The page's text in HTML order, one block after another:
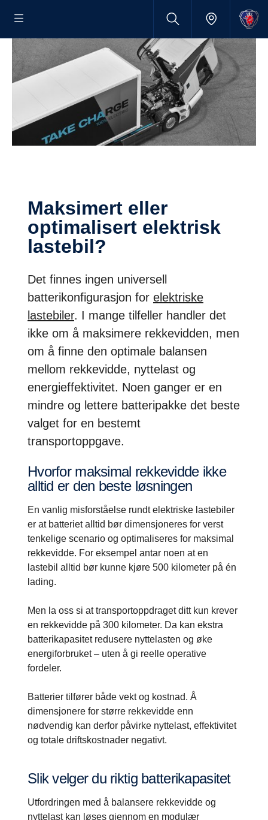
Maksimert eller
optimalisert elektrisk
lastebil?
Det finnes ingen universell
batterikonfigurasjon for elektriske
lastebiler. I mange tilfeller handler det
ikke om å maksimere rekkevidden, men
om å finne den optimale balansen
mellom rekkevidde, nyttelast og
energieffektivitet. Noen ganger er en
mindre og lettere batteripakke det beste
valget for en bestemt
transportoppgave.
Hvorfor maksimal rekkevidde ikke
alltid er den beste løsningen
En vanlig misforståelse rundt elektriske lastebiler
er at batteriet alltid bør dimensjoneres for verst
tenkelige scenario og optimaliseres for maksimal
rekkevidde. For eksempel antar noen at en
lastebil alltid bør kunne kjøre 500 kilometer på én
lading.
Men la oss si at transportoppdraget ditt kun krever
en rekkevidde på 300 kilometer. Da kan ekstra
batterikapasitet redusere nyttelasten og øke
energiforbruket – uten å gi reelle operative
fordeler.
Batterier tilfører både vekt og kostnad. Å
dimensjonere for større rekkevidde enn
nødvendig kan derfor påvirke nyttelast, effektivitet
og totale driftskostnader negativt.
Slik velger du riktig batterikapasitet
Utfordringen med å balansere rekkevidde og
nyttelast kan løses gjennom en modulær